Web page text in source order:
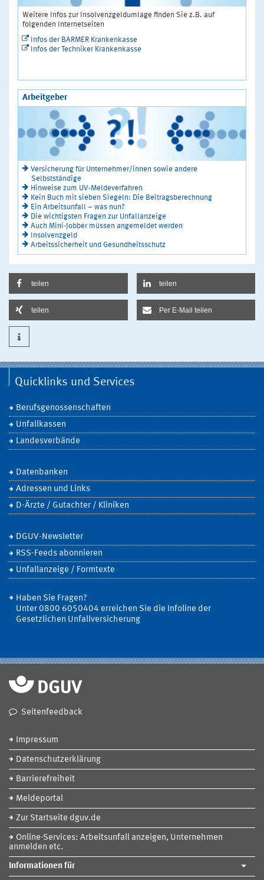
Weitere Infos zur Insolvenzgeldumlage finden Sie z.B. auf
folgenden Internetseiten
Infos der BARMER Krankenkasse
Infos der Techniker Krankenkasse
Arbeitgeber
Versicherung für Unternehmer/innen sowie andere
Selbstständige
Hinweise zum UV-Meldeverfahren
Kein Buch mit sieben Siegeln: Die Beitragsberechnung
Ein Arbeitsunfall – was nun?
Die wichtigsten Fragen zur Unfallanzeige
Auch Mini-Jobber müssen angemeldet werden
Insolvenzgeld
Arbeitssicherheit und Gesundheitsschutz
teilen teilen
teilen Per E-Mail teilen
Quicklinks und Services
Berufsgenossenschaften
Unfallkassen
Landesverbände
Datenbanken
Adressen und Links
D-Ärzte / Gutachter / Kliniken
DGUV-Newsletter
RSS-Feeds abonnieren
Unfallanzeige / Formtexte
Haben Sie Fragen?
Unter 0800 6050404 erreichen Sie die Infoline der
Gesetzlichen Unfallversicherung
Seitenfeedback
Impressum
Datenschutzerklärung
Barrierefreiheit
Meldeportal
Zur Startseite dguv.de
Online-Services: Arbeitsunfall anzeigen, Unternehmen
anmelden etc.
Informationen für